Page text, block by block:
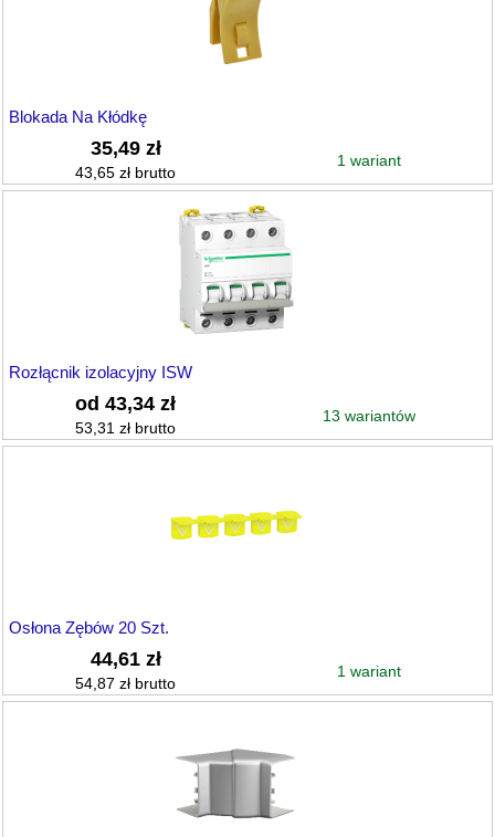
Blokada Na Kłódkę
35,49 zł
43,65 zł brutto
1 wariant
Rozłącnik izolacyjny ISW
od 43,34 zł
53,31 zł brutto
13 wariantów
Osłona Zębów 20 Szt.
44,61 zł
54,87 zł brutto
1 wariant